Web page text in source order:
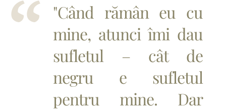
"Când rămân eu cu
mine, atunci îmi dau
sufletul – cât de
negru e sufletul
pentru mine. Dar